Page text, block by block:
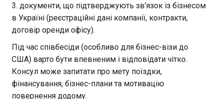
документи, що підтверджують зв’язок із бізнесом
в Україні (реєстраційні дані компанії, контракти,
договір оренди офісу).
Під час співбесіди (особливо для бізнес-візи до
США) варто бути впевненим і відповідати чітко.
Консул може запитати про мету поїздки,
фінансування, бізнес-плани та мотивацію
повернення додому.